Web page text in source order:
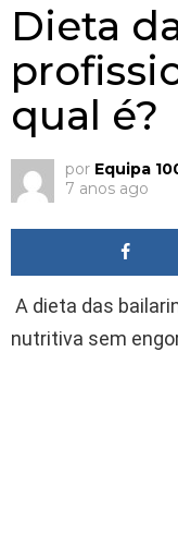
Dieta
qual é?
por Equipa
7 anos ago
A dieta das
nutritiva sem